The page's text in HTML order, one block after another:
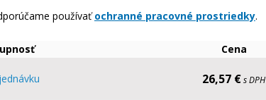
používaťochranné pracovné prostriedky.
Cena
26,57 €s DPH